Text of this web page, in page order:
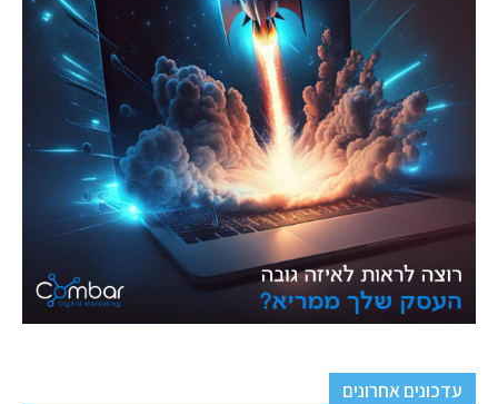
עדכונים אחרונים